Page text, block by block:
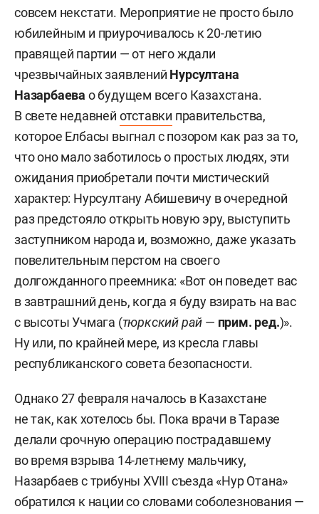
совсем некстати. Мероприятие не просто было
юбилейным и приурочивалось к 20-летию
правящей партии — от него ждали
чрезвычайных заявлений Нурсултана
Назарбаева о будущем всего Казахстана.
В свете недавней отставки правительства,
которое Елбасы выгнал с позором как раз за то,
что оно мало заботилось о простых людях, эти
ожидания приобретали почти мистический
характер: Нурсултану Абишевичу в очередной
раз предстояло открыть новую эру, выступить
заступником народа и, возможно, даже указать
повелительным перстом на своего
долгожданного преемника: «Вот он поведет вас
в завтрашний день, когда я буду взирать на вас
с высоты Учмага (тюркский рай — прим. ред.)».
Ну или, по крайней мере, из кресла главы
республиканского совета безопасности.
Однако 27 февраля началось в Казахстане
не так, как хотелось бы. Пока врачи в Таразе
делали срочную операцию пострадавшему
во время взрыва 14-летнему мальчику,
Назарбаев с трибуны XVIII съезда «Нур Отана»
обратился к нации со словами соболезнования —